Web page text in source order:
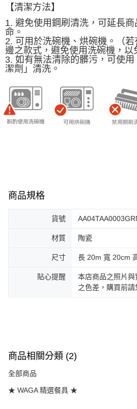
【清潔方法】
1. 避免使用鋼刷清洗，可延長
命。
2. 可用於洗碗機、烘碗機。（
邊之款式，避免使用洗碗機，以
3. 如有無法清除的髒污，可使
潔劑」清洗。
商品規格
貨號
材質 陶瓷
尺寸 長 20m 寬 20cm
貼心提醒
本店商品之照片
之色差，購買前請
商品相關分類 (2)
全部商品
★ WAGA 精選餐具 ★